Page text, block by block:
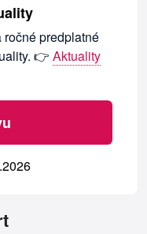
predplatné
👉 Aktuality